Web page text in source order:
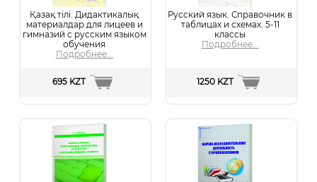
Қазақ тілі. Дидактикалық
материалдар для лицеев и
гимназий с русским языком
обучения
Подробнее...
695 KZT
Русский язык. Справочник в
таблицах и схемах. 5-11
классы
Подробнее...
1250 KZT